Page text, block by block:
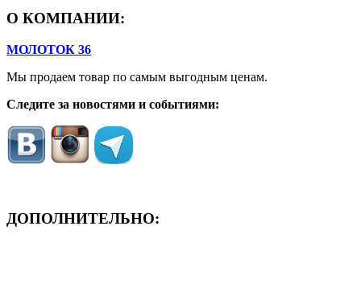
О КОМПАНИИ:
МОЛОТОК 36
Мы продаем товар по самым выгодным ценам.
Следите за новостями и событиями:
ДОПОЛНИТЕЛЬНО: